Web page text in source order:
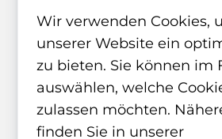
Wettbewerbe und
Zur wa-Website
Wir verwenden Cookies,
unserer Website ein
zu bieten. Sie können im
auswählen, welche
zulassen möchten.
finden Sie in unserer